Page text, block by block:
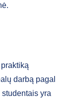
darbą pagal
yra